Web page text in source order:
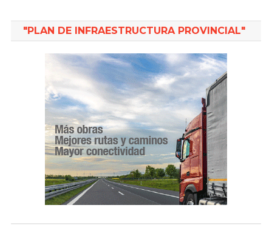
"PLAN DE INFRAESTRUCTURA PROVINCIAL"